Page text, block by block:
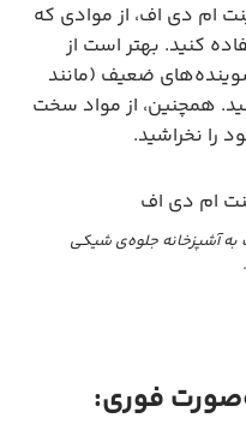
ام دی اف، از موادی که
کنید. بهتر است از
ضعیف (مانند
همچنین، از مواد سخت
را نخراشید.
آشپزخانه جلوه‌ی شیکی
فوری: